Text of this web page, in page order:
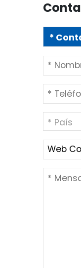
* País